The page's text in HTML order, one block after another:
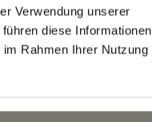
Verwendung unserer
diese Informationen
Rahmen Ihrer Nutzung